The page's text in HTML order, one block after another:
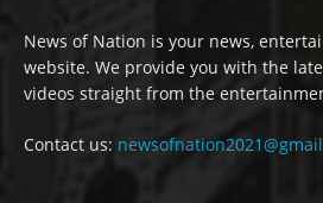
News of Nation is your news,
website. We provide you with the
videos straight from the
Contact us: